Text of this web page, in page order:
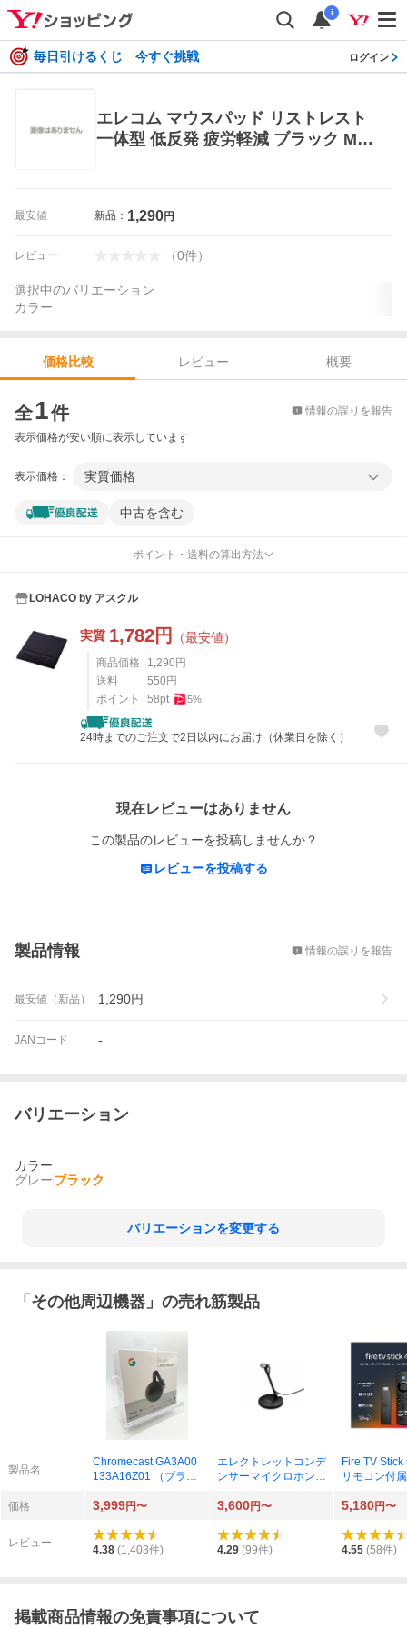
i
毎日引けるくじ 今すぐ挑戦 ログイン
エレコム マウスパッド リストレスト
一体型 低反発 疲労軽減 ブラック MP-
最安値 新品： 1,290円
レビュー （0件）
選択中のバリエーション
カラー
価格比較 レビュー
概要
全1件 情報の誤りを報告
表示価格が安い順に表示しています
表示価格： 実質価格
中古を含む
ポイント・送料の算出方法
LOHACO by アスクル
実質 1,782円 （最安値）
商品価格 1,290 円
送料
550 円
ポイント
58pt 5%
24時までのご注文で2日以内にお届け（休業日を除く）
現在レビューはありません
この製品のレビューを投稿しませんか？
レビューを投稿する
製品情報 情報の誤りを報告
最安値（新品） 1,290円
JANコード -
バリエーション
カラー
グレーブラック
バリエーションを変更する
「 その他周辺機器 」の売れ筋製品
製品名
Chromecast GA3A00
133A16Z01 （ブラッ
エレクトレットコンデ
ンサーマイクロホン E
Fire TV Stick
リモコン付
価格
3,999円〜 3,600円〜 5,180円〜
レビュー
4.38 (1,403件) 4.29 (99件) 4.55 (58件)
掲載商品情報の免責事項について